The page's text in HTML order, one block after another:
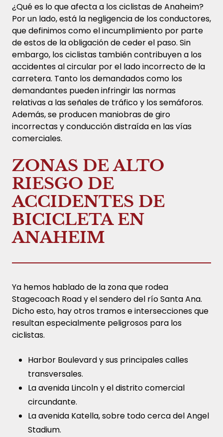
¿Qué es lo que afecta a los ciclistas de Anaheim?
Por un lado, está la negligencia de los conductores,
que definimos como el incumplimiento por parte
de estos de la obligación de ceder el paso. Sin
embargo, los ciclistas también contribuyen a los
accidentes al circular por el lado incorrecto de la
carretera. Tanto los demandados como los
demandantes pueden infringir las normas
relativas a las señales de tráfico y los semáforos.
Además, se producen maniobras de giro
incorrectas y conducción distraída en las vías
comerciales.
ZONAS DE ALTO
RIESGO DE
ACCIDENTES DE
BICICLETA EN
ANAHEIM
Ya hemos hablado de la zona que rodea
Stagecoach Road y el sendero del río Santa Ana.
Dicho esto, hay otros tramos e intersecciones que
resultan especialmente peligrosos para los
ciclistas.
Harbor Boulevard y sus principales calles
transversales.
La avenida Lincoln y el distrito comercial
circundante.
La avenida Katella, sobre todo cerca del Angel
Stadium.